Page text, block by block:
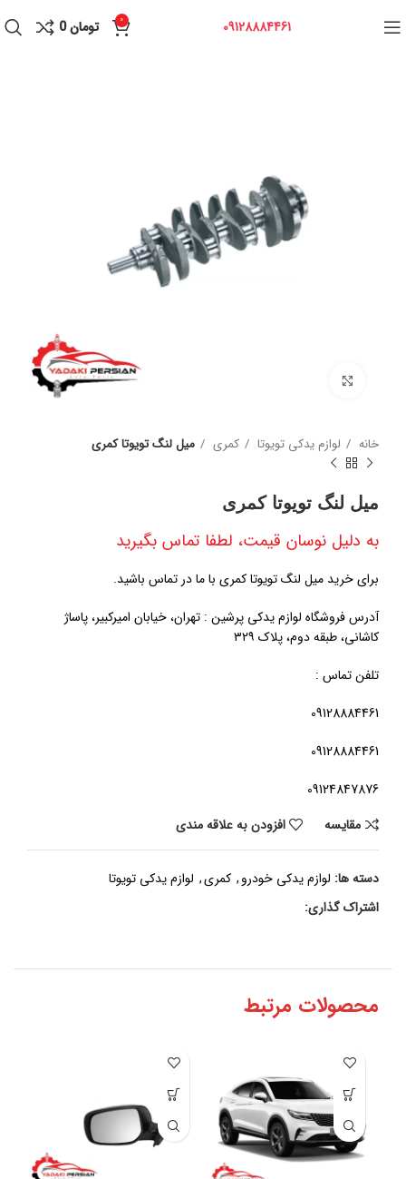
09128884461
0 تومان0
خانه لوازم یدکی تویوتا کمری میل لنگ تویوتا کمری
میل لنگ تویوتا کمری
به دلیل نوسان قیمت، لطفا تماس بگیرید
برای خرید میل لنگ تویوتا کمری با ما در تماس باشید.
آدرس فروشگاه لوازم یدکی پرشین : تهران، خیابان امیرکبیر، پاساژ
کاشانی، طبقه دوم، پلاک ۳۲۹
تلفن تماس :
09128884461
09128884461
09124847876
مقايسه
افزودن به علاقه مندی
دسته ها: لوازم یدکی خودرو, کمری, لوازم یدکی تویوتا
اشتراک گذاری:
محصولات مرتبط